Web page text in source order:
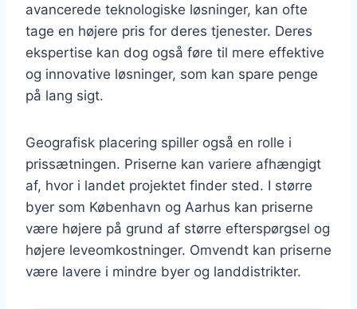
avancerede teknologiske løsninger, kan ofte
tage en højere pris for deres tjenester. Deres
ekspertise kan dog også føre til mere effektive
og innovative løsninger, som kan spare penge
på lang sigt.
Geografisk placering spiller også en rolle i
prissætningen. Priserne kan variere afhængigt
af, hvor i landet projektet finder sted. I større
byer som København og Aarhus kan priserne
være højere på grund af større efterspørgsel og
højere leveomkostninger. Omvendt kan priserne
være lavere i mindre byer og landdistrikter.